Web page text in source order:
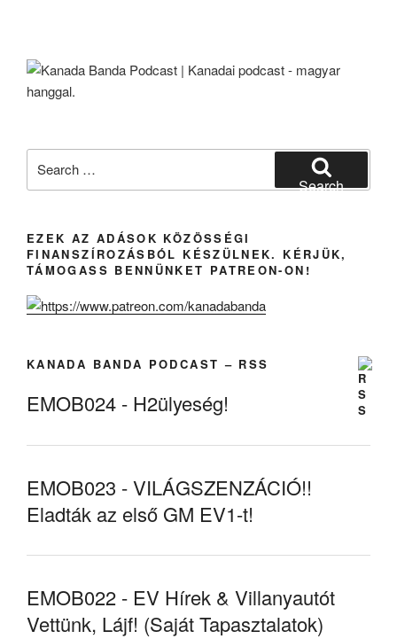
for:
Search
EZEK AZ ADÁSOK KÖZÖSSÉGI
FINANSZÍROZÁSBÓL KÉSZÜLNEK. KÉRJÜK,
TÁMOGASS BENNÜNKET PATREON-ON!
KANADA BANDA PODCAST – RSS
EMOB024 - H2ülyeség!
EMOB023 - VILÁGSZENZÁCIÓ!!
Eladták az első GM EV1-t!
EMOB022 - EV Hírek & Villanyautót
Vettünk, Lájf! (Saját Tapasztalatok)